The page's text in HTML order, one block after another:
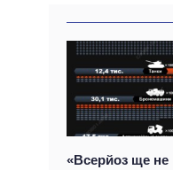
«Всерйоз ще не